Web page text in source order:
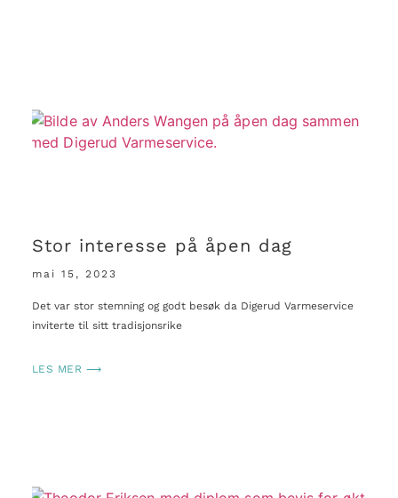
Stor interesse på åpen dag
mai 15, 2023
Det var stor stemning og godt besøk da Digerud Varmeservice
inviterte til sitt tradisjonsrike
LES MER ⟶